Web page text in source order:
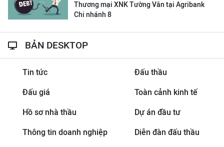
Thương mại XNK Tường Vân tại Agribank
Chi nhánh 8
BẢN DESKTOP
Tin tức Đấu thầu
Đấu giá Toàn cảnh kinh tế
Hồ sơ nhà thầu Dự án đầu tư
Thông tin doanh nghiệp Diễn đàn đấu thầu